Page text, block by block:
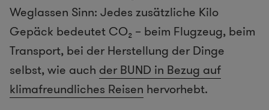
Weglassen Sinn: Jedes zusätzliche Kilo
Gepäck bedeutet CO₂ – beim Flugzeug, beim
Transport, bei der Herstellung der Dinge
selbst, wie auch der BUND in Bezug auf
klimafreundliches Reisen hervorhebt.